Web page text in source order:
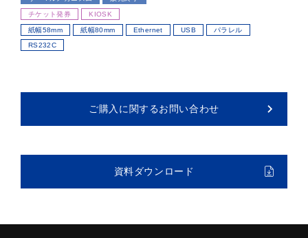
チケット発券 KIOSK
紙幅58mm 紙幅80mm Ethernet USB
パラレル
RS232C
ご購入に関するお問い合わせ
資料ダウンロード